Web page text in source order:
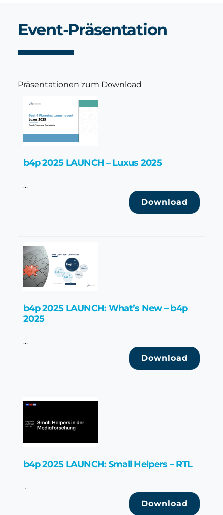
Event-Präsentation
Präsentationen zum Download
b4p 2025 LAUNCH – Luxus 2025
…
Download
b4p 2025 LAUNCH: What’s New – b4p
2025
…
Download
b4p 2025 LAUNCH: Small Helpers – RTL
…
Download